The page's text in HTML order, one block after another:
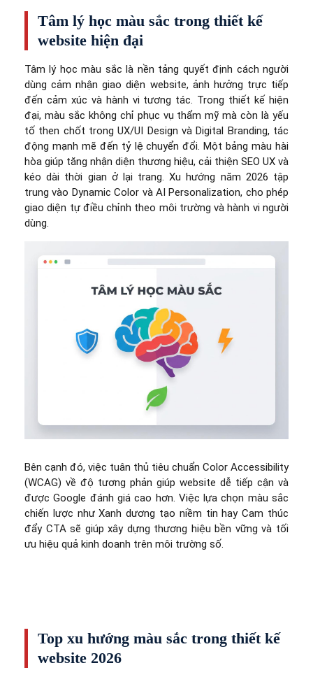
Tâm lý học màu sắc trong thiết kế
website hiện đại
Tâm lý học màu sắc là nền tảng quyết định cách người
dùng cảm nhận giao diện website, ảnh hưởng trực tiếp
đến cảm xúc và hành vi tương tác. Trong thiết kế hiện
đại, màu sắc không chỉ phục vụ thẩm mỹ mà còn là yếu
tố then chốt trong UX/UI Design và Digital Branding, tác
động mạnh mẽ đến tỷ lệ chuyển đổi. Một bảng màu hài
hòa giúp tăng nhận diện thương hiệu, cải thiện SEO UX và
kéo dài thời gian ở lại trang. Xu hướng năm 2026 tập
trung vào Dynamic Color và AI Personalization, cho phép
giao diện tự điều chỉnh theo môi trường và hành vi người
dùng.
Bên cạnh đó, việc tuân thủ tiêu chuẩn Color Accessibility
(WCAG) về độ tương phản giúp website dễ tiếp cận và
được Google đánh giá cao hơn. Việc lựa chọn màu sắc
chiến lược như Xanh dương tạo niềm tin hay Cam thúc
đẩy CTA sẽ giúp xây dựng thương hiệu bền vững và tối
ưu hiệu quả kinh doanh trên môi trường số.
Top xu hướng màu sắc trong thiết kế
website 2026